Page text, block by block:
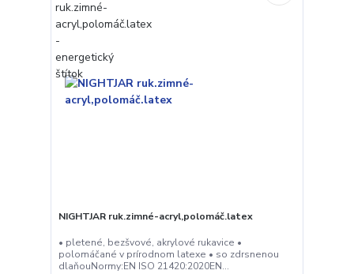
NIGHTJAR ruk.zimné-acryl,polomáč.latex
• pletené, bezšvové, akrylové rukavice •
polomáčané v prírodnom latexe • so zdrsnenou
dlaňouNormy:EN ISO 21420:2020EN...